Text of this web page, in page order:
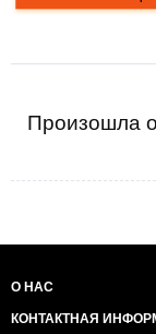
Произошла
О НАС
КОНТАКТНАЯ